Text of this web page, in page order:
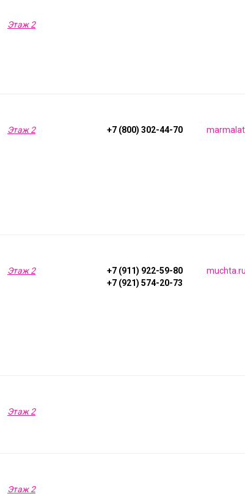
Этаж 2
Этаж 2 +7 (800) 302-44-70
Этаж 2
+7 (911) 922-59-80
+7 (921) 574-20-73
muchta.ru
Этаж 2
Этаж 2